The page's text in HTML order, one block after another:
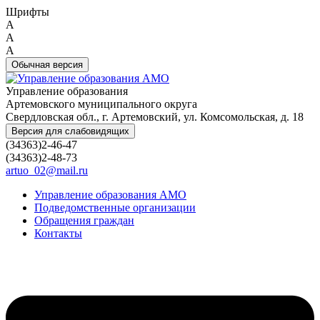
Шрифты
A
A
A
Обычная версия
Управление образования
Артемовского муниципального округа
Свердловская обл., г. Артемовский, ул. Комсомольская, д. 18
Версия для слабовидящих
(34363)2-46-47
(34363)2-48-73
artuo_02@mail.ru
Управление образования АМО
Подведомственные организации
Обращения граждан
Контакты